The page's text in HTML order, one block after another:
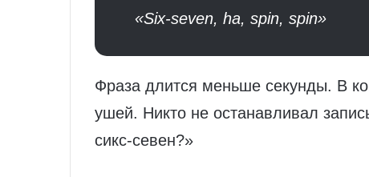
«Six-seven, ha, spin, spin»
Фраза длится меньше секунды. В
ушей. Никто не останавливал
сикс-севен?»